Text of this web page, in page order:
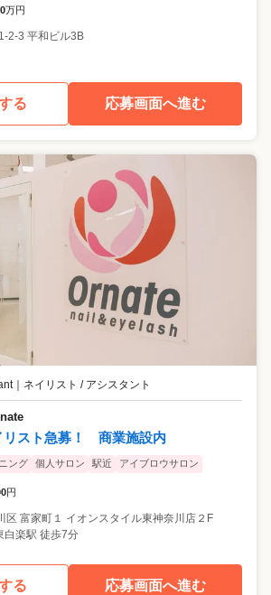
万円
2-3 平和ビル3B
る 応募画面へ進む
｜ ネイリスト / アシスタント
リスト急募！ 商業施設内
ング 個人サロン 駅近 アイブロウサロン
円
区 富家町１ イオンスタイル東神奈川店２F
白楽駅 徒歩7分
る 応募画面へ進む